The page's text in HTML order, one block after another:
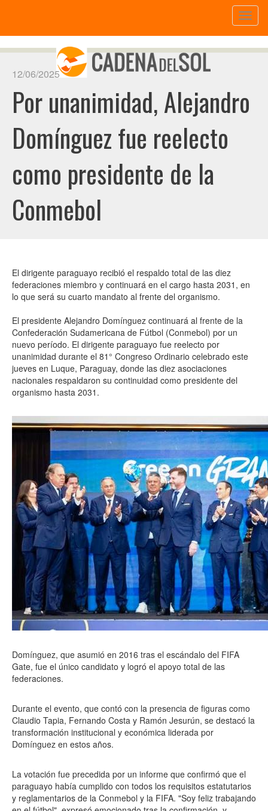
12/06/2025
Por unanimidad, Alejandro
Domínguez fue reelecto
como presidente de la
Conmebol
El dirigente paraguayo recibió el respaldo total de las diez
federaciones miembro y continuará en el cargo hasta 2031, en
lo que será su cuarto mandato al frente del organismo.
El presidente Alejandro Domínguez continuará al frente de la
Confederación Sudamericana de Fútbol (Conmebol) por un
nuevo período. El dirigente paraguayo fue reelecto por
unanimidad durante el 81° Congreso Ordinario celebrado este
jueves en Luque, Paraguay, donde las diez asociaciones
nacionales respaldaron su continuidad como presidente del
organismo hasta 2031.
Domínguez, que asumió en 2016 tras el escándalo del FIFA
Gate, fue el único candidato y logró el apoyo total de las
federaciones.
Durante el evento, que contó con la presencia de figuras como
Claudio Tapia, Fernando Costa y Ramón Jesurún, se destacó la
transformación institucional y económica liderada por
Domínguez en estos años.
La votación fue precedida por un informe que confirmó que el
paraguayo había cumplido con todos los requisitos estatutarios
y reglamentarios de la Conmebol y la FIFA. "Soy feliz trabajando